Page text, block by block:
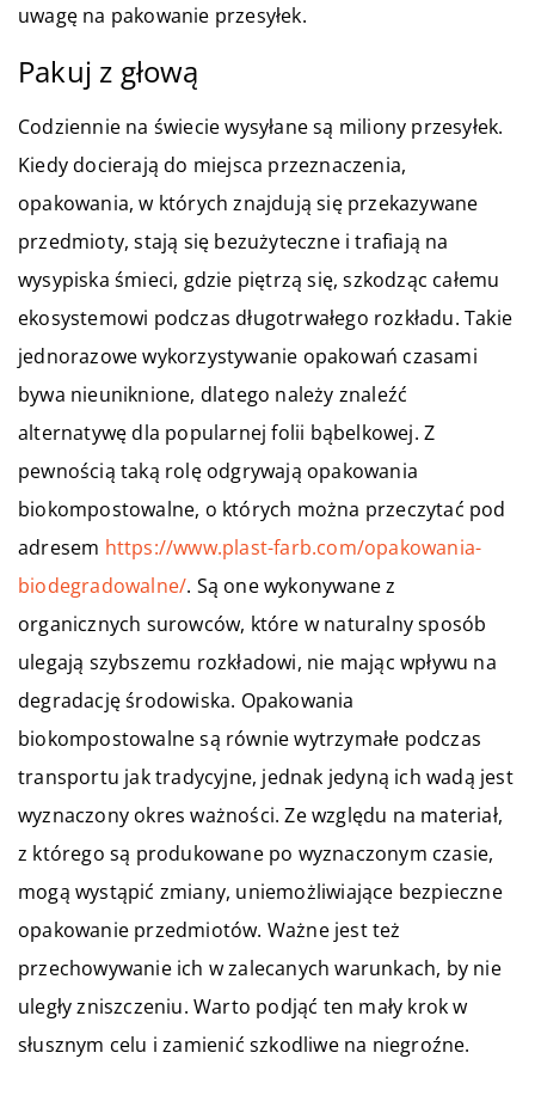
uwagę na pakowanie przesyłek.
Pakuj z głową
Codziennie na świecie wysyłane są miliony przesyłek.
Kiedy docierają do miejsca przeznaczenia,
opakowania, w których znajdują się przekazywane
przedmioty, stają się bezużyteczne i trafiają na
wysypiska śmieci, gdzie piętrzą się, szkodząc całemu
ekosystemowi podczas długotrwałego rozkładu. Takie
jednorazowe wykorzystywanie opakowań czasami
bywa nieuniknione, dlatego należy znaleźć
alternatywę dla popularnej folii bąbelkowej. Z
pewnością taką rolę odgrywają opakowania
biokompostowalne, o których można przeczytać pod
adresem https://www.plast-farb.com/opakowania-
biodegradowalne/. Są one wykonywane z
organicznych surowców, które w naturalny sposób
ulegają szybszemu rozkładowi, nie mając wpływu na
degradację środowiska. Opakowania
biokompostowalne są równie wytrzymałe podczas
transportu jak tradycyjne, jednak jedyną ich wadą jest
wyznaczony okres ważności. Ze względu na materiał,
z którego są produkowane po wyznaczonym czasie,
mogą wystąpić zmiany, uniemożliwiające bezpieczne
opakowanie przedmiotów. Ważne jest też
przechowywanie ich w zalecanych warunkach, by nie
uległy zniszczeniu. Warto podjąć ten mały krok w
słusznym celu i zamienić szkodliwe na niegroźne.